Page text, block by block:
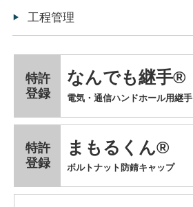
工程管理
なんでも継手®
特許
登録
電気・通信ハンドホール用継手
まもるくん®
特許
登録
ボルトナット防錆キャップ